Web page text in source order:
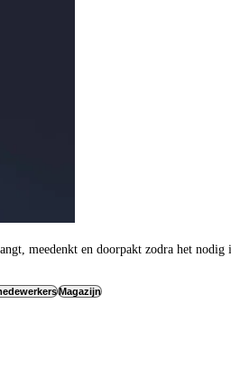
meedenkt en doorpakt zodra het
Magazijn